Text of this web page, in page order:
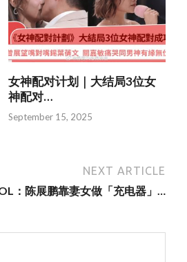
女神配对计划｜大结局3位女
神配对…
September 15, 2025
NEXT ARTICLE
：陈展鹏靠妻女做「充电器」…